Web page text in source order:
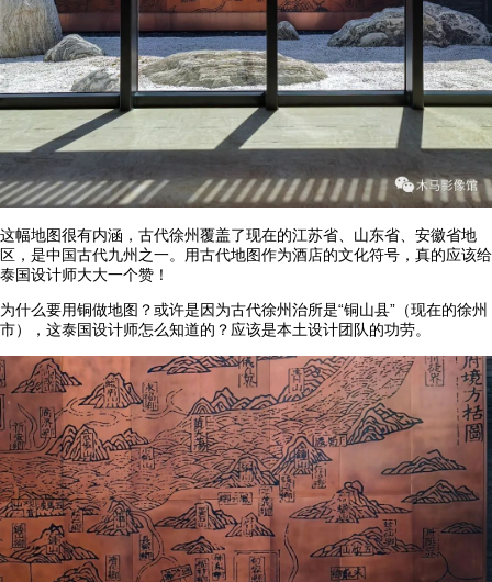
这幅地图很有内涵，古代徐州覆盖了现在的江苏省、山东省、安徽省地
区，是中国古代九州之一。用古代地图作为酒店的文化符号，真的应该给
泰国设计师大大一个赞！
为什么要用铜做地图？或许是因为古代徐州治所是“铜山县”（现在的徐州
市），这泰国设计师怎么知道的？应该是本土设计团队的功劳。